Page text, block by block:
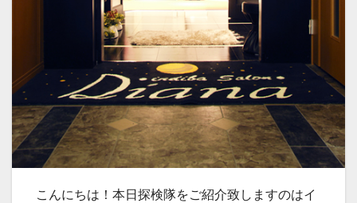
こんにちは！本日探検隊をご紹介致しますのはイ